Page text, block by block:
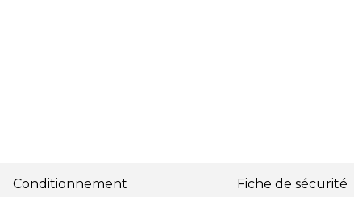
Conditionnement Fiche de sécurité